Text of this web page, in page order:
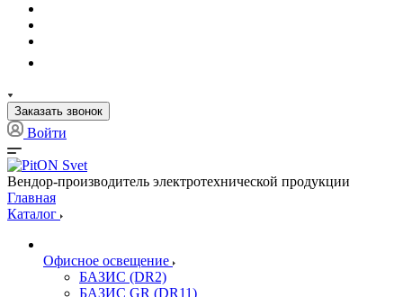
Заказать звонок
Войти
Вендор-производитель электротехнической продукции
Главная
Каталог
Офисное освещение
БАЗИС (DR2)
БАЗИС GR (DR11)